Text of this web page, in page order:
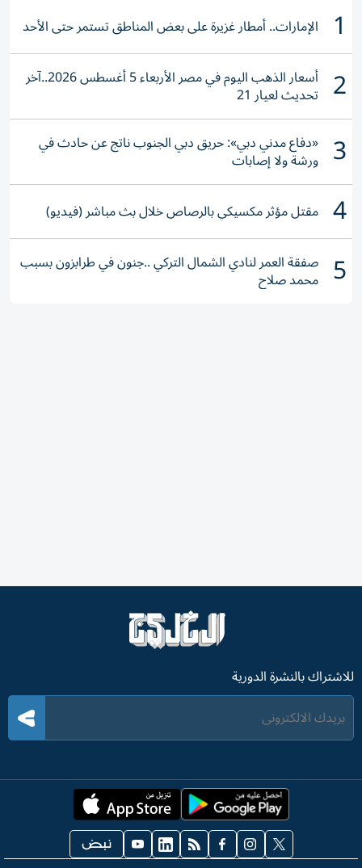
1 الإمارات.. أمطار غزيرة على بعض المناطق تستمر حتى الأحد
2 أسعار الذهب اليوم في مصر الأربعاء 5 أغسطس 2026..آخر
تحديث لعيار 21
3 «دفاع مدني دبي»: حريق دبي الجنوب ناتج عن حادث في
ورشة ولا إصابات
4 مقتل مؤثر مكسيكي بالرصاص خلال بث مباشر (فيديو)
5 صفقة العمر لنادي الشمال التركي ..جنون في طرابزون بسبب
محمد صلاح
للاشتراك بالنشرة الدورية